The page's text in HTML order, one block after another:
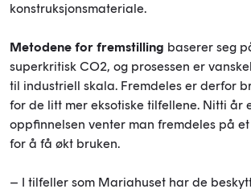
konstruksjonsmateriale.
Metodene for fremstilling baserer seg
superkritisk CO2, og prosessen er
til industriell skala. Fremdeles er derfor
for de litt mer eksotiske tilfellene. Nitti år
oppfinnelsen venter man fremdeles på
for å få økt bruken.
– I tilfeller som Mariahuset har de